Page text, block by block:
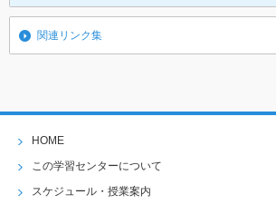
関連リンク集
HOME
この学習センターについて
スケジュール・授業案内